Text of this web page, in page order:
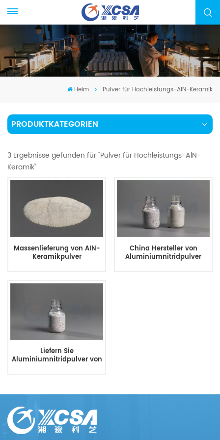
Heim Pulver für Hochleistungs-AlN-Keramik
PRODUKTKATEGORIEN
3 Ergebnisse gefunden für "Pulver für Hochleistungs-AlN-
Keramik"
Massenlieferung von AIN-
Keramikpulver
China Hersteller von
Aluminiumnitridpulver
Liefern Sie
Aluminiumnitridpulver von